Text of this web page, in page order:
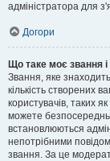
адміністратора для
Догори
Що таке моє звання і
Звання, яке
кількість створених
користувачів, таких
можете
встановлюються
непотрібними
звання. За це